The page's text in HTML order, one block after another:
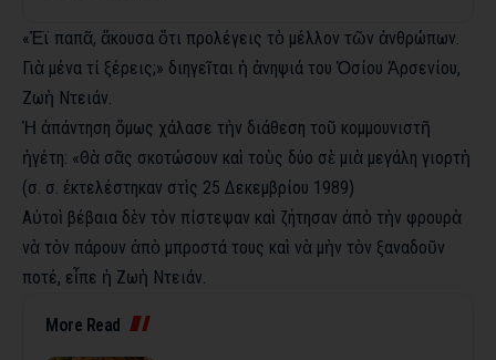
«Ἐϊ παπᾶ, ἄκουσα ὅτι προλέγεις τὸ μέλλον τῶν ἀνθρώπων.
Γιὰ μένα τί ξέρεις;» διηγεῖται ἡ ἀνηψιά του Ὁσίου Ἀρσενίου,
Ζωὴ Ντειάν.
Ἡ ἀπάντηση ὅμως χάλασε τὴν διάθεση τοῦ κομμουνιστῆ
ἡγέτη: «Θὰ σᾶς σκοτώσουν καὶ τοὺς δύο σὲ μιὰ μεγάλη γιορτὴ
(σ. σ. ἐκτελέστηκαν στὶς 25 Δεκεμβρίου 1989)
Αὐτοὶ βέβαια δὲν τὸν πίστεψαν καὶ ζήτησαν ἀπὸ τὴν φρουρὰ
νὰ τὸν πάρουν ἀπὸ μπροστά τους καὶ νὰ μὴν τὸν ξαναδοῦν
ποτέ, εἶπε ἡ Ζωὴ Ντειάν.
More Read